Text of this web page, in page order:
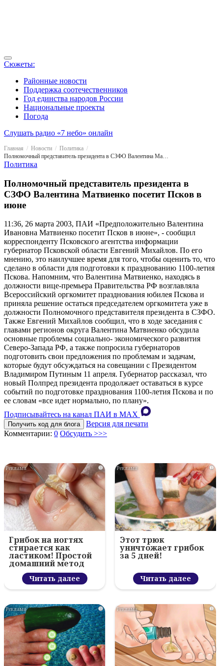
Сюжеты:
Районные новости
Поддержка соотечественников
Год единства народов России
Национальные проекты
Погода
Слушать радио «7 небо» онлайн
Главная Новости
Политика
Полномочный представитель президента в СЗФО Валентина Матвиенко посетит Псков в июне
Политика
Полномочный представитель президента в
СЗФО Валентина Матвиенко посетит Псков в
июне
11:36, 26 марта 2003, ПАИ «Предположительно Валентина
Ивановна Матвиенко посетит Псков в июне», - сообщил
корреспонденту Псковского агентства информации
губернатор Псковской области Евгений Михайлов. По его
мнению, это наилучшее время для того, чтобы оценить то, что
сделано в области для подготовки к празднованию 1100-летия
Пскова. Напомним, что Валентина Матвиенко, находясь в
должности вице-премьера Правительства РФ возглавляла
Всероссийский оргкомитет празднования юбилея Пскова и
приняла решение остаться председателем оргкомитета уже в
должности Полномочного представителя президента в СЗФО.
Также Евгений Михайлов сообщил, что в ходе заседания с
главами регионов округа Валентина Матвиенко обсудила
основные проблемы социально- экономического развития
Северо-Запада РФ, а также попросила губернаторов
подготовить свои предложения по проблемам и задачам,
которые будут обсуждаться на совещании с Президентом
Владимиром Путиным 11 апреля. Губернатор рассказал, что
новый Полпред президента продолжает оставаться в курсе
событий по подготовке празднования 1100-летия Пскова и по
ее словам «все идет нормально, по плану».
Подписывайтесь на канал ПАИ в MAХ
Получить код для блога
Версия для печати
Комментарии: 0 Обсудить >>>
i
Грибок на ногтях
стирается как
ластиком! Простой
домашний метод
Читать далее
i
Этот трюк
уничтожает грибок
за 5 дней!
Читать далее
i i